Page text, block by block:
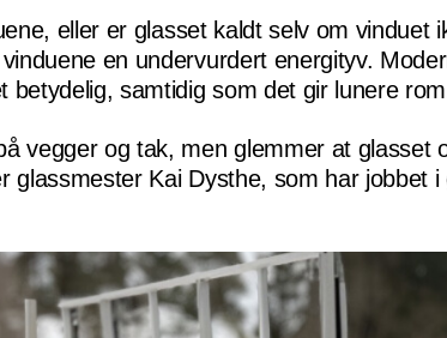
eller er glasset kaldt selv om vinduet
en undervurdert energityv.
betydelig, samtidig som det gir lunere
vegger og tak, men glemmer at glasset
glassmester Kai Dysthe, som har jobbet i